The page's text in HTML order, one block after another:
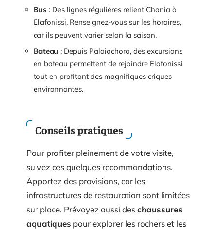
Bus : Des lignes régulières relient Chania à
Elafonissi. Renseignez-vous sur les horaires,
car ils peuvent varier selon la saison.
Bateau : Depuis Palaiochora, des excursions
en bateau permettent de rejoindre Elafonissi
tout en profitant des magnifiques criques
environnantes.
Conseils pratiques
Pour profiter pleinement de votre visite,
suivez ces quelques recommandations.
Apportez des provisions, car les
infrastructures de restauration sont limitées
sur place. Prévoyez aussi deschaussures
aquatiques pour explorer les rochers et les